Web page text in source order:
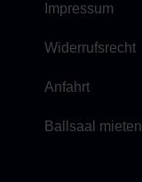
Impressum
Widerrufsrecht
Anfahrt
Ballsaal mieten